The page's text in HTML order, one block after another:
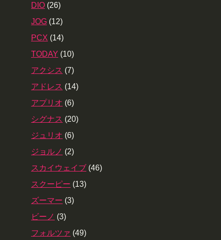
DIO (26)
JOG (12)
PCX (14)
TODAY (10)
アクシス (7)
アドレス (14)
アプリオ (6)
シグナス (20)
ジュリオ (6)
ジョルノ (2)
スカイウェイブ (46)
スクーピー (13)
ズーマー (3)
ビーノ (3)
フォルツァ (49)